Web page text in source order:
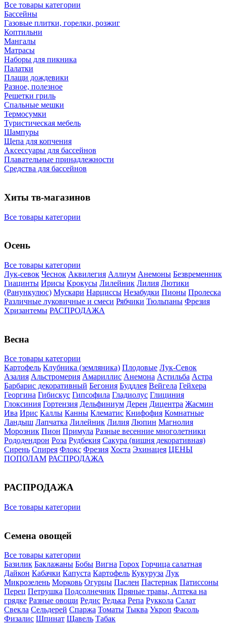
Все товары категории
Бассейны
Газовые плитки, горелки, розжиг
Коптильни
Мангалы
Матрасы
Наборы для пикника
Палатки
Плащи дождевики
Разное, полезное
Решетки гриль
Спальные мешки
Термосумки
Туристическая мебель
Шампуры
Щепа для копчения
Аксессуары для бассейнов
Плавательные принадлежности
Средства для бассейнов
Хиты тв-магазинов
Все товары категории
Осень
Все товары категории
Лук-севок Чеснок Аквилегия Аллиум Анемоны Безвременник
Гиацинты Ирисы Крокусы Лилейник Лилия Лютики
(Ранункулюс) Мускари Нарцисcы Незабудки Пионы Пролеска
Различные луковичные и смеси Рябчики Тюльпаны Фрезия
Хризантемы РАСПРОДАЖА
Весна
Все товары категории
Картофель Клубника (земляника) Плодовые Лук-Севок
Азалия Альстромерия Амариллис Анемона Астильба Астра
Барбарис декоративный Бегония Буддлея Вейгела Гейхера
Георгина Гибискус Гипсофила Гладиолус Глициния
Глоксиния Гортензия Дельфиниум Дерен Дицентра Жасмин
Ива Ирис Каллы Канны Клематис Книфофия Комнатные
Ландыш Лапчатка Лилейник Лилия Люпин Магнолия
Морозник Пион Примула Разные весенние многолетники
Рододендрон Роза Рудбекия Сакура (вишня декоративная)
Сирень Спирея Флокс Фрезия Хоста Эхинацея ЦЕНЫ
ПОПОЛАМ РАСПРОДАЖА
РАСПРОДАЖА
Все товары категории
Семена овощей
Все товары категории
Базилик Баклажаны Бобы Вигна Горох Горчица салатная
Дайкон Кабачки Капуста Картофель Кукуруза Лук
Микрозелень Морковь Огурцы Паслен Пастернак Патиссоны
Перец Петрушка Подсолнечник Пряные травы, Аптека на
грядке Разные овощи Редис Редька Репа Руккола Салат
Свекла Сельдерей Спаржа Томаты Тыква Укроп Фасоль
Физалис Шпинат Щавель Табак